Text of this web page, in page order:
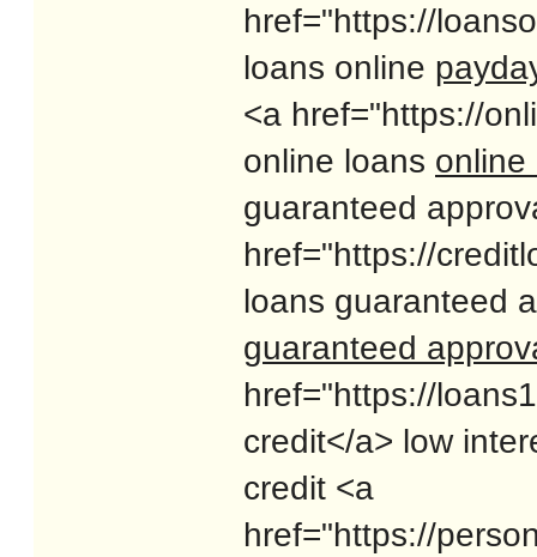
href="https://
loans online
<a href="https://
online loans online
guaranteed
href="https://
loans guaranteed
guaranteed
href="https://
credit</a> low
credit <a
href="https://